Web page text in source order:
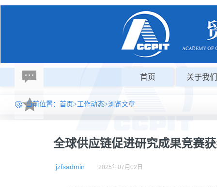
首页 关于我们
当前位置： 首页>工作动态>浏览文章
全球供应链促进研究成果竞赛
jzfsadmin 2025年07月02日